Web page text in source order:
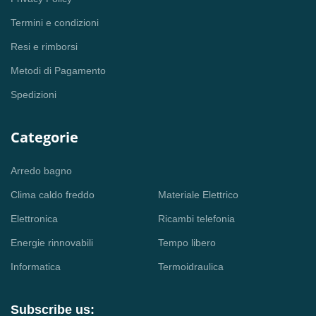
Termini e condizioni
Resi e rimborsi
Metodi di Pagamento
Spedizioni
Categorie
Arredo bagno
Clima caldo freddo
Elettronica
Energie rinnovabili
Informatica
Materiale Elettrico
Ricambi telefonia
Tempo libero
Termoidraulica
Subscribe us: